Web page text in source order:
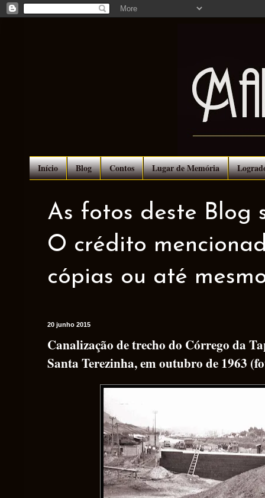
Início Blog Contos Lugar de Memória
As fotos deste Blog
O crédito
cópias ou até
20 junho 2015
Canalização de trecho do Córrego da
Santa Terezinha, em outubro de 1963